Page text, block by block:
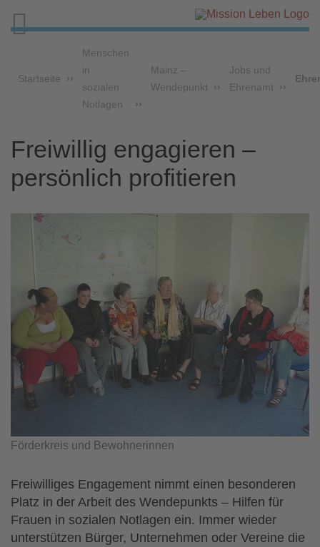

Startseite
Menschen
in
sozialen
Notlagen
Mainz –
Wendepunkt
Jobs und
Ehrenamt
Freiwillig engagieren –
persönlich profitieren
Förderkreis und Bewohnerinnen
Freiwilliges Engagement nimmt einen besonderen
Platz in der Arbeit des Wendepunkts – Hilfen für
Frauen in sozialen Notlagen ein. Immer wieder
unterstützen Bürger, Unternehmen oder Vereine die